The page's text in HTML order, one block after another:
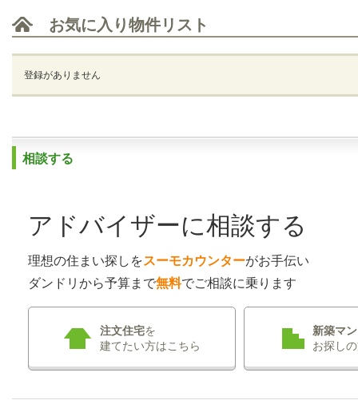
お気に入り物件リスト
登録がありません
相談する
アドバイザーに相談する
理想の住まい探しをスーモカウンターがお手伝い
ダンドリから予算まで無料でご相談に乗ります
注文住宅を
建てたい方はこちら
新築マ
お探し